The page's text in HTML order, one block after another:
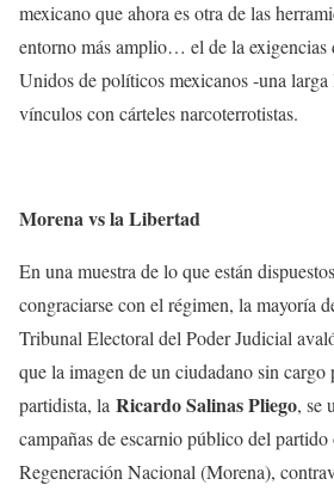
mexicano que ahora es otra de las
entorno más amplio… el de la exigencias
Unidos de políticos mexicanos -una larga
vínculos con cárteles narcoterrotistas.
Morena vs la Libertad
En una muestra de lo que están
congraciarse con el régimen, la mayoría
Tribunal Electoral del Poder Judicial
que la imagen de un ciudadano sin
partidista, la Ricardo Salinas Pliego, se
campañas de escarnio público del
Regeneración Nacional (Morena),